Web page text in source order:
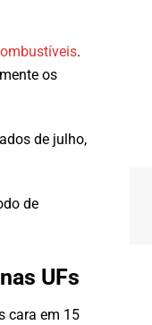
.
os
de julho,
de
UFs
cara em 15